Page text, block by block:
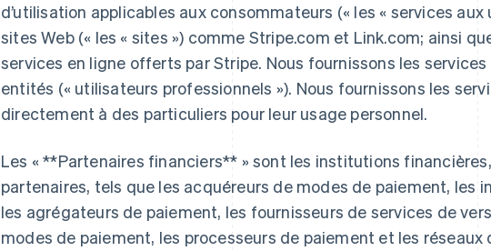
d’utilisation applicables aux consommateurs (« les « services
sites Web (« les « sites ») comme Stripe.com et Link.com; ainsi
services en ligne offerts par Stripe. Nous fournissons les
entités (« utilisateurs professionnels »). Nous fournissons les
directement à des particuliers pour leur usage personnel.
Les « **Partenaires financiers** » sont les institutions
partenaires, tels que les acquéreurs de modes de paiement, les
les agrégateurs de paiement, les fournisseurs de services de
modes de paiement, les processeurs de paiement et les réseaux